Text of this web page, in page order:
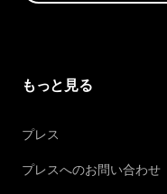
もっと見る
プレス
プレスへのお問い合わせ